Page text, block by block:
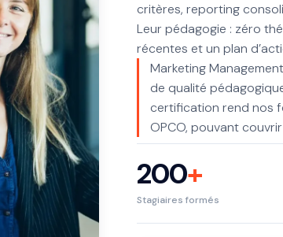
critères, reporting
Leur pédagogie : zéro
récentes et un plan
Marketing
de qualité
certification rend nos
OPCO, pouvant
200+
Stagiaires formés